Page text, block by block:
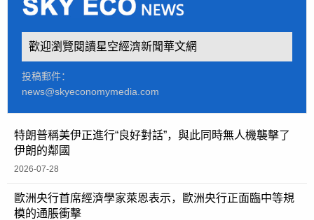
歡迎瀏覽閱讀星空經濟新聞華文網
投稿郵件：
news@skyeconomymedia.com
特朗普稱美伊正進行“良好對話”，與此同時無人機襲擊了
伊朗的鄰國
2026-07-28
歐洲央行首席經濟學家萊恩表示，歐洲央行正面臨中等規
模的通脹衝擊